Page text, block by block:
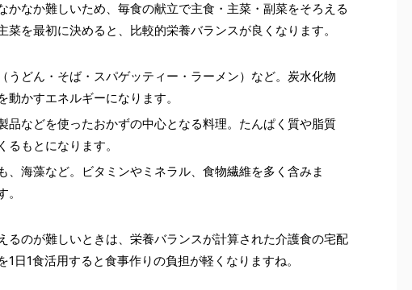
かなか難しいため、毎食の献立で主食・主菜・副菜をそろえる
菜を最初に決めると、比較的栄養バランスが良くなります。
うどん・そば・スパゲッティー・ラーメン）など。炭水化物
動かすエネルギーになります。
品などを使ったおかずの中心となる料理。たんぱく質や脂質
るもとになります。
、海藻など。ビタミンやミネラル、食物繊維を多く含みま
るのが難しいときは、栄養バランスが計算された介護食の宅配
日1食活用すると食事作りの負担が軽くなりますね。